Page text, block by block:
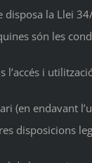
la Llei
són les
l’accés i
(en endavant
disposicions